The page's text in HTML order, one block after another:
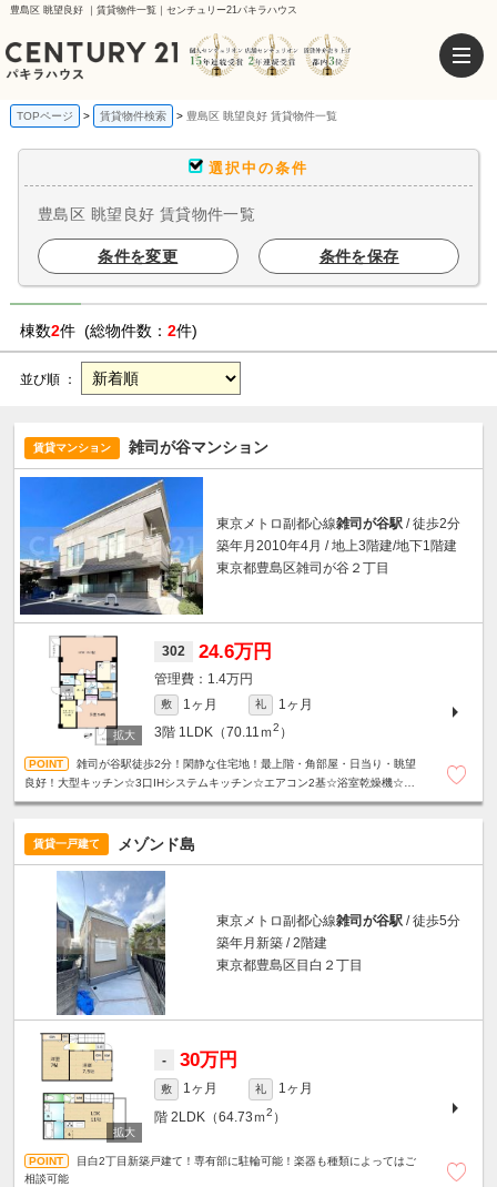
豊島区 眺望良好 ｜賃貸物件一覧｜センチュリー21パキラハウス
TOPページ 賃貸物件検索 豊島区 眺望良好 賃貸物件一覧
選択中の条件
豊島区 眺望良好 賃貸物件一覧
条件を変更 条件を保存
棟数2件 (総物件数： 2件)
並び順 ：
賃貸マンション 雑司が谷マンション
東京メトロ副都心線雑司が谷駅 / 徒歩2分
築年月2010年4月 / 地上3階建/地下1階建
東京都豊島区雑司が谷２丁目
302 24.6万円
1.4万円
敷 1ヶ月 礼
1ヶ月
3階 1LDK（70.11ｍ2 ）
雑司が谷駅徒歩2分！閑静な住宅地！最上階・角部屋・日当り・眺望
良好！大型キッチン☆3口IHシステムキッチン☆エアコン2基☆浴室乾燥機☆温
賃貸一戸建て メゾンド島
東京メトロ副都心線雑司が谷駅 / 徒歩5分
築年月新築 / 2階建
東京都豊島区目白２丁目
- 30万円
敷 1ヶ月 礼
1ヶ月
階 2LDK（64.73ｍ2 ）
目白2丁目新築戸建て！専有部に駐輪可能！楽器も種類によってはご
相談可能